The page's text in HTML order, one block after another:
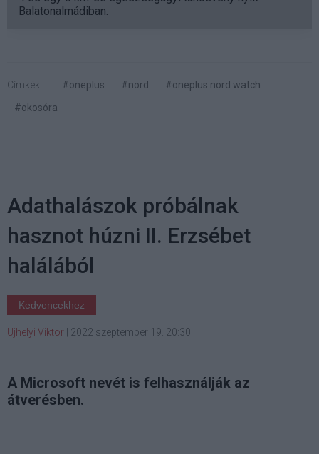
Balatonalmádiban.
Címkék: #oneplus #nord
#oneplus nord watch
#okosóra
Adathalászok próbálnak
hasznot húzni II. Erzsébet
halálából
Kedvencekhez
Ujhelyi Viktor 2022 szeptember 19. 20:30
A Microsoft nevét is felhasználják az
átverésben.